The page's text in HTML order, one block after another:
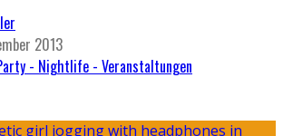
2013
- Nightlife - Veranstaltungen